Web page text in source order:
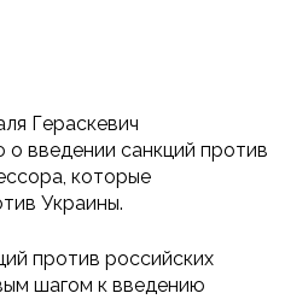
Гераскевич
о введении санкций против
которые
Украины.
против российских
шагом к введению